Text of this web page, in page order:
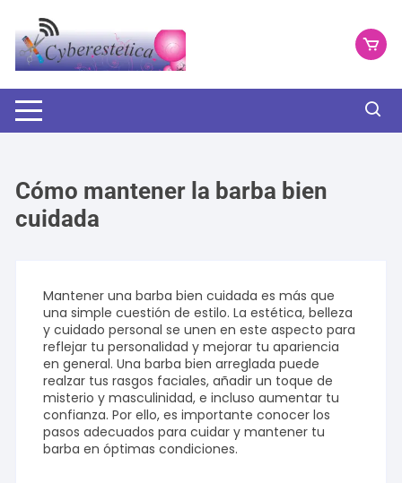
contenido
Cómo mantener la barba bien
cuidada
Mantener una barba bien cuidada es más que
una simple cuestión de estilo. La estética, belleza
y cuidado personal se unen en este aspecto para
reflejar tu personalidad y mejorar tu apariencia
en general. Una barba bien arreglada puede
realzar tus rasgos faciales, añadir un toque de
misterio y masculinidad, e incluso aumentar tu
confianza. Por ello, es importante conocer los
pasos adecuados para cuidar y mantener tu
barba en óptimas condiciones.